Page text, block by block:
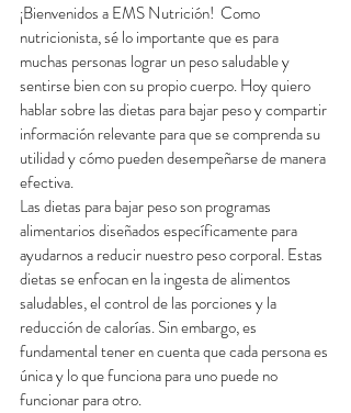
¡Bienvenidos a EMS Nutrición!  Como
nutricionista, sé lo importante que es para
muchas personas lograr un peso saludable y
sentirse bien con su propio cuerpo. Hoy quiero
hablar sobre las dietas para bajar peso y compartir
información relevante para que se comprenda su
utilidad y cómo pueden desempeñarse de manera
efectiva.
Las dietas para bajar peso son programas
alimentarios diseñados específicamente para
ayudarnos a reducir nuestro peso corporal. Estas
dietas se enfocan en la ingesta de alimentos
saludables, el control de las porciones y la
reducción de calorías. Sin embargo, es
fundamental tener en cuenta que cada persona es
única y lo que funciona para uno puede no
funcionar para otro.